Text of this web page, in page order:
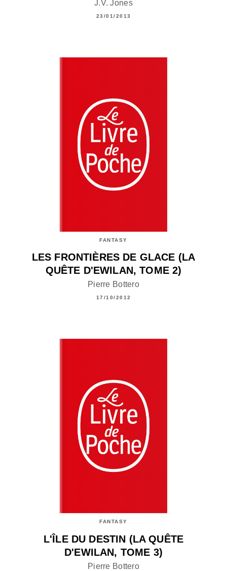
J.V. Jones
23/01/2013
FANTASY
LES FRONTIÈRES DE GLACE (LA
QUÊTE D'EWILAN, TOME 2)
Pierre Bottero
17/10/2012
FANTASY
L'ÎLE DU DESTIN (LA QUÊTE
D'EWILAN, TOME 3)
Pierre Bottero